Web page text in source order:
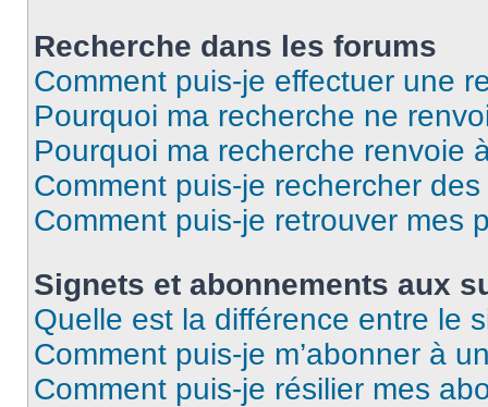
Recherche dans les forums
Comment puis-je effectuer une
Pourquoi ma recherche ne
Pourquoi ma recherche renvoie
Comment puis-je rechercher
Comment puis-je retrouver mes
Signets et abonnements aux
Quelle est la différence entre le
Comment puis-je m’abonner à
Comment puis-je résilier mes